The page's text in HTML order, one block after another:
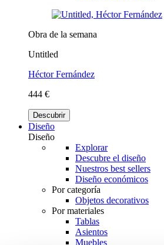
Obra de la semana
Untitled
Héctor Fernández
444 €
Descubrir
Diseño
Diseño
Explorar
Descubre el diseño
Nuestros best sellers
Diseño económicos
Por categoría
Objetos decorativos
Por materiales
Tablas
Asientos
Muebles